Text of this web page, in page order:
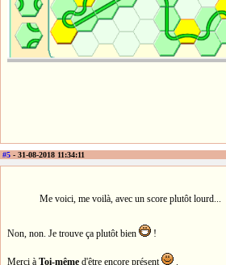
#5 - 31-08-2018 11:34:11
Me voici, me voilà, avec un score plutôt lourd...
Non, non. Je trouve ça plutôt bien !
Merci à Toi-même d'être encore présent .